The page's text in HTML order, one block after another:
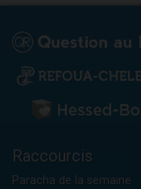
Raccourcis
Paracha de la semaine